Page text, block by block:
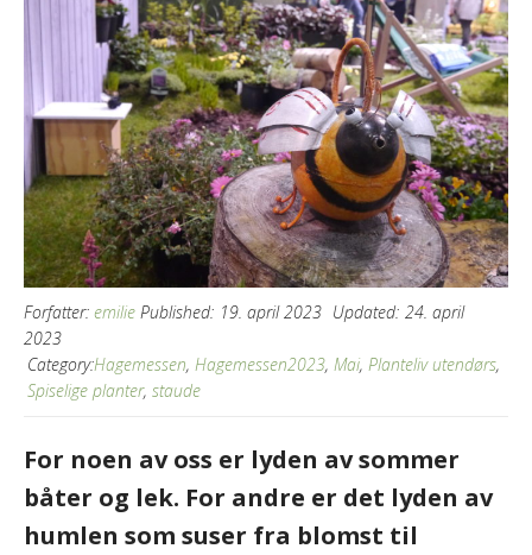
Forfatter: emilie Published: 19. april 2023 Updated: 24. april
2023
Category:Hagemessen, Hagemessen2023, Mai, Planteliv utendørs,
Spiselige planter, staude
For noen av oss er lyden av sommer
båter og lek. For andre er det lyden av
humlen som suser fra blomst til